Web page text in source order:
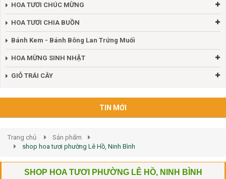
HOA TƯƠI CHÚC MỪNG
HOA TƯƠI CHIA BUỒN
Bánh Kem - Bánh Bông Lan Trứng Muối
HOA MỪNG SINH NHẬT
GIỎ TRÁI CÂY
TIN MỚI
Trang chủ
Sản phẩm
shop hoa tươi phường Lê Hồ, Ninh Bình
SHOP HOA TƯƠI PHƯỜNG LÊ HỒ, NINH BÌNH